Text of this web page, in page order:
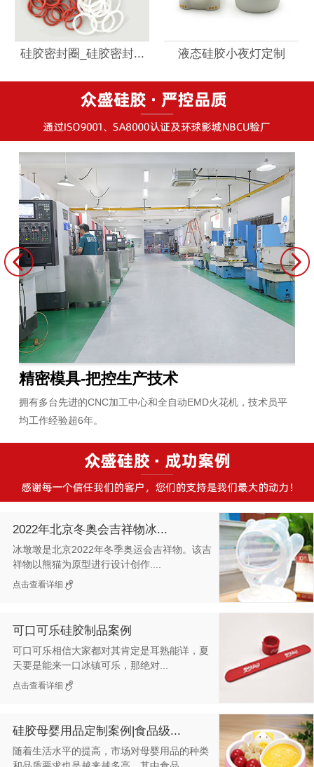
硅胶密封圈_硅胶密封... 液态硅胶小夜灯定制
原材料-把控原材料
严选安全环保并通过全球各项检测认证的原材料，与供应商紧密
合作二十多年。
2022年北京冬奥会吉祥物冰...
冰墩墩是北京2022年冬季奥运会吉祥物。该吉
祥物以熊猫为原型进行设计创作....
点击查看详细
可口可乐硅胶制品案例
可口可乐相信大家都对其肯定是耳熟能详，夏
天要是能来一口冰镇可乐，那绝对...
点击查看详细
硅胶母婴用品定制案例|食品级...
随着生活水平的提高，市场对母婴用品的种类